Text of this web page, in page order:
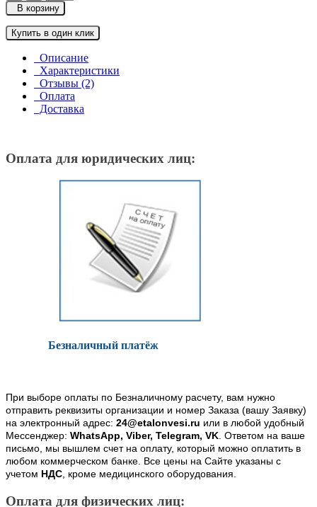
В корзину
Купить в один клик
Описание
Характеристики
Отзывы (2)
Оплата
Доставка
Оплата для юридических лиц:
Безналичный платёж
При выборе оплаты по Безналичному расчету, вам нужно
отправить реквизиты организации и номер Заказа (вашу Заявку)
на электронный адрес: 24@etalonvesi.ru или в любой удобный
Мессенджер: WhatsApp, Viber, Telegram, VK. Ответом на ваше
письмо, мы вышлем счет на оплату, который можно оплатить в
любом коммерческом банке. Все цены на Сайте указаны с
учетом НДС, кроме медицинского оборудования.
Оплата для физических лиц: